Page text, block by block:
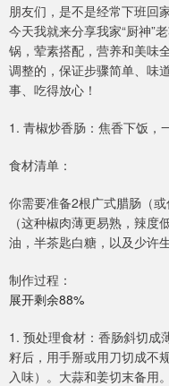
朋友们，是不是经常下班回
今天我就来分享我家“厨神”
锅，荤素搭配，营养和美味
调整的，保证步骤简单、味
事、吃得放心！
1. 青椒炒香肠：焦香下饭，
食材清单：
你需要准备2根广式腊肠（
（这种椒肉薄更易熟，辣
油，半茶匙白糖，以及少许生
制作过程：
展开剩余88%
1. 预处理食材：香肠斜切成
籽后，用手掰或用刀切成不
入味）。大蒜和姜切末备用。